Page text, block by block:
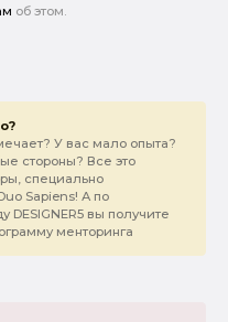
об этом.
У вас мало опыта?
стороны? Все это
специально
Sapiens! А по
DESIGNER5 вы получите
менторинга